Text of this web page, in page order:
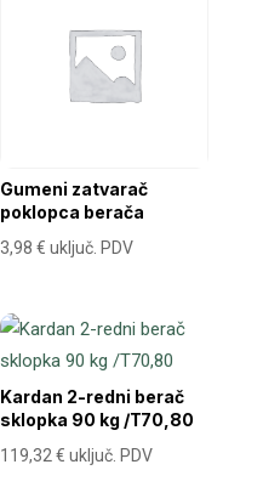
Gumeni zatvarač
poklopca berača
3,98€ uključ. PDV
Kardan 2-redni berač
sklopka 90 kg /T70,80
119,32€ uključ. PDV